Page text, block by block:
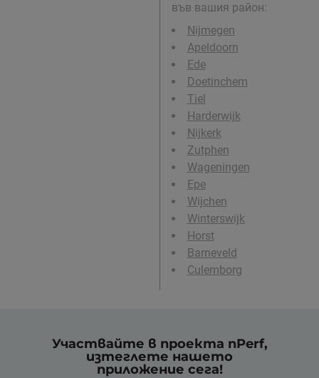
във вашия район:
Nijmegen
Apeldoorn
Ede
Doetinchem
Tiel
Harderwijk
Nijkerk
Zutphen
Wageningen
Epe
Wijchen
Winterswijk
Horst
Barneveld
Culemborg
Участвайте в проекта nPerf,
изтеглете нашето
приложение сега!